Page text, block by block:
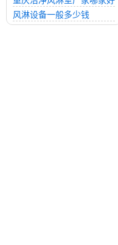
风淋设备一般多少钱